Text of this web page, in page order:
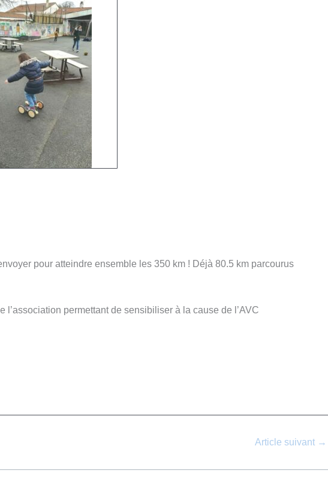
pour atteindre ensemble les 350 km ! Déjà 80.5 km parcourus
l’association permettant de sensibiliser à la cause de l’AVC
Article suivant →